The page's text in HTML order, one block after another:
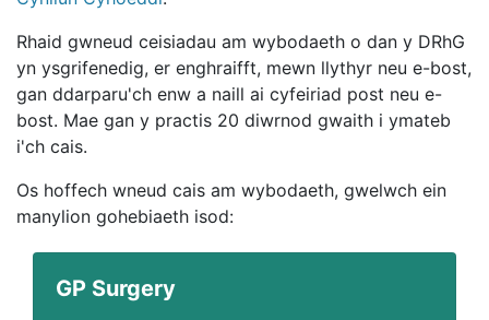
Rhaid gwneud ceisiadau am wybodaeth o dan y DRhG
yn ysgrifenedig, er enghraifft, mewn llythyr neu e-bost,
gan ddarparu'ch enw a naill ai cyfeiriad post neu e-
bost. Mae gan y practis 20 diwrnod gwaith i ymateb
i'ch cais.
Os hoffech wneud cais am wybodaeth, gwelwch ein
manylion gohebiaeth isod:
GP Surgery